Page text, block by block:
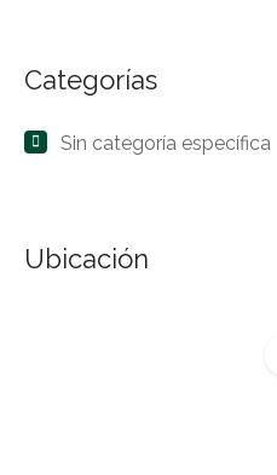
Categorías
Sin categoría específica
Ubicación